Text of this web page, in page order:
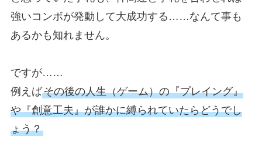
強いコンボが発動して大成功する……なんて事も
あるかも知れません。
ですが……
例えばその後の人生（ゲーム）の『プレイング』
や『創意工夫』が誰かに縛られていたらどうでし
ょう？